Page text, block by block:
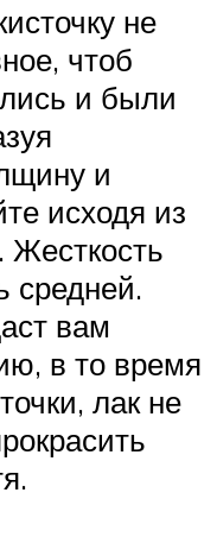
не
чтоб
и были
и
исходя из
средней.
вам
в то время
лак не